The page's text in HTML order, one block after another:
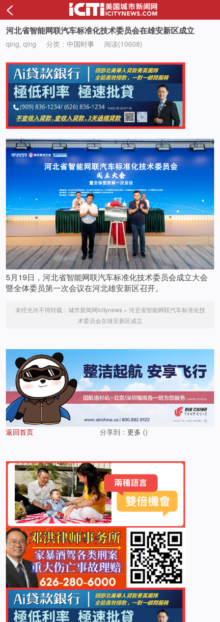
<
河北省智能网联汽车标准化技术委员会在雄安新区成立
qing, qing 分类： 中国时事 阅读(10608)
5月19日，河北省智能网联汽车标准化技术委员会成立大会
暨全体委员第一次会议在河北雄安新区召开。
未经允许不得转载： 城市新闻网icitynews» 河北省智能网联汽车标准化技
术委员会在雄安新区成立
返回首页 分享到： 更多 ()